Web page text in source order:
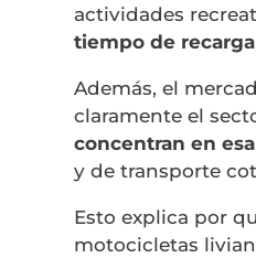
actividades
tiempo de recarga
Además, el
claramente el
concentran en
y de transporte
Esto explica por
motocicletas